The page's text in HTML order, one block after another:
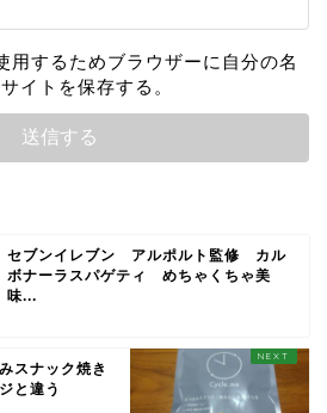
用するためブラウザーに自分の名
イトを保存する。
セブンイレブン アルポルト監修 カル
ボナーラスパゲティ めちゃくちゃ美
味...
スナック焼き
と違う